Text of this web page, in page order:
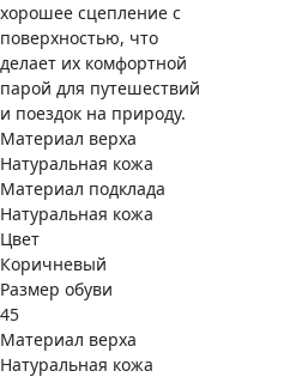
хорошее сцепление с
поверхностью, что
делает их комфортной
парой для путешествий
и поездок на природу.
Материал верха
Натуральная кожа
Материал подклада
Натуральная кожа
Цвет
Коричневый
Размер обуви
45
Материал верха
Натуральная кожа